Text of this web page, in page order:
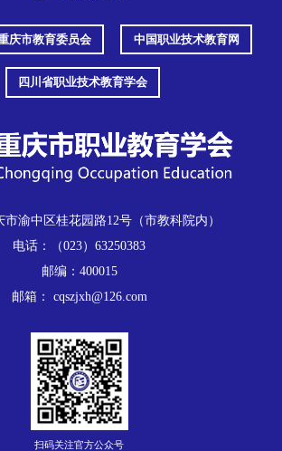
庆市教育委员会 中国职业技术教育网
四川省职业技术教育学会
渝中区桂花园路12号（市教科院内）
电话：（023）63250383
邮编：400015
邮箱： cqszjxh@126.com
扫码关注官方公众号